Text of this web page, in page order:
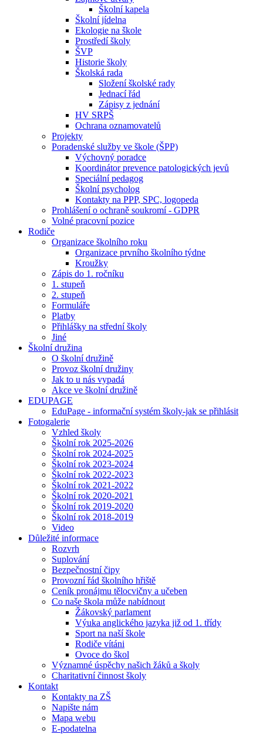
Školní kapela
Školní jídelna
Ekologie na škole
Prostředí školy
ŠVP
Historie školy
Školská rada
Složení školské rady
Jednací řád
Zápisy z jednání
HV SRPŠ
Ochrana oznamovatelů
Projekty
Poradenské služby ve škole (ŠPP)
Výchovný poradce
Koordinátor prevence patologických jevů
Speciální pedagog
Školní psycholog
Kontakty na PPP, SPC, logopeda
Prohlášení o ochraně soukromí - GDPR
Volné pracovní pozice
Rodiče
Organizace školního roku
Organizace prvního školního týdne
Kroužky
Zápis do 1. ročníku
1. stupeň
2. stupeň
Formuláře
Platby
Přihlášky na střední školy
Jiné
Školní družina
O školní družině
Provoz školní družiny
Jak to u nás vypadá
Akce ve školní družině
EDUPAGE
EduPage - informační systém školy-jak se přihlásit
Fotogalerie
Vzhled školy
Školní rok 2025-2026
Školní rok 2024-2025
Školní rok 2023-2024
Školní rok 2022-2023
Školní rok 2021-2022
Školní rok 2020-2021
Školní rok 2019-2020
Školní rok 2018-2019
Video
Důležité informace
Rozvrh
Suplování
Bezpečnostní čipy
Provozní řád školního hřiště
Ceník pronájmu tělocvičny a učeben
Co naše škola může nabídnout
Žákovský parlament
Výuka anglického jazyka již od 1. třídy
Sport na naší škole
Rodiče vítáni
Ovoce do škol
Významné úspěchy našich žáků a školy
Charitativní činnost školy
Kontakt
Kontakty na ZŠ
Napište nám
Mapa webu
E-podatelna